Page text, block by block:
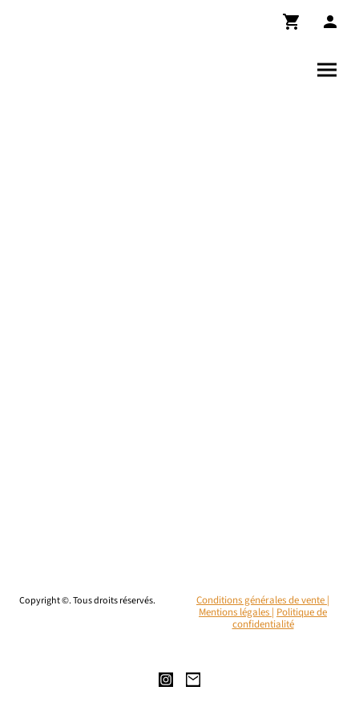
Copyright ©. Tous droits réservés.
Conditions générales de vente |
Mentions légales | Politique de
confidentialité